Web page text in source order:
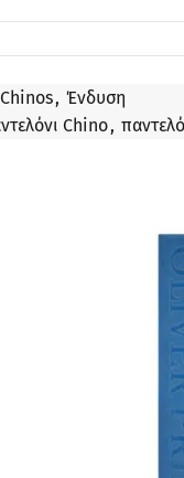
, Ένδυση
Chino,